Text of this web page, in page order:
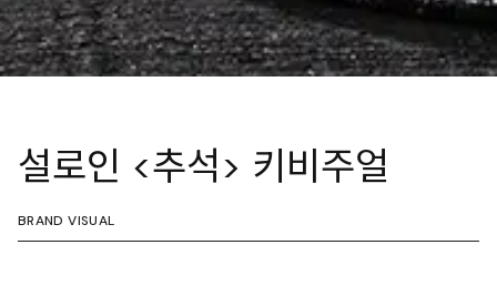
설로인 <추석> 키비주얼
BRAND VISUAL